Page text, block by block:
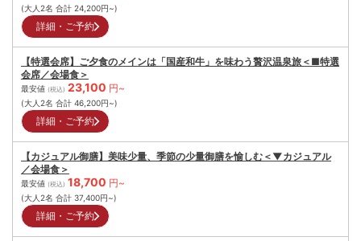
(大人2名 合計 24,200円~)
詳細・ご予約
【特選会席】ご夕食のメインは「国産和牛」を味わう贅沢温泉旅＜■特選
会席／会場食＞
最安値 (税込) 23,100 円~
(大人2名 合計 46,200円~)
詳細・ご予約
【カジュアル御膳】美味少量、季節の少量御膳を愉しむ＜▼カジュアル
／会場食＞
最安値 (税込) 18,700 円~
(大人2名 合計 37,400円~)
詳細・ご予約